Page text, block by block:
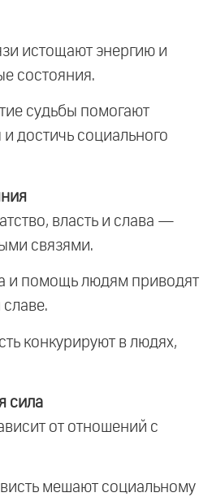
истощают энергию и
состояния.
судьбы помогают
достичь социального
власть и слава —
связями.
и помощь людям приводят
славе.
конкурируют в людях,
сила
от отношений с
мешают социальному